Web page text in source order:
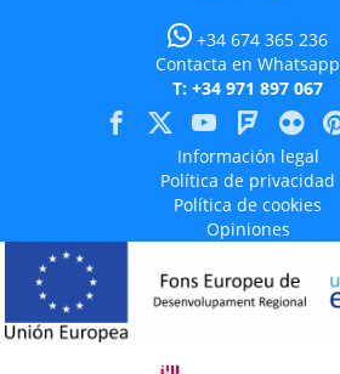
+34 674 365 236
Contacta en Whatsapp
T: +34 971 897 067
Información legal
Política de privacidad
Política de cookies
Opiniones